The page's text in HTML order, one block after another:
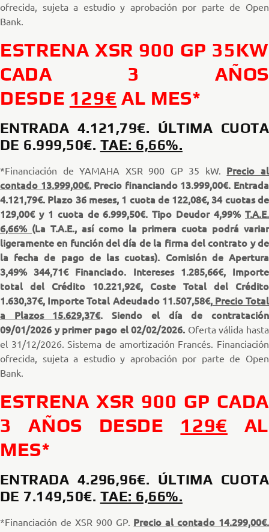
ofrecida, sujeta a estudio y aprobación por parte de Open
Bank.
ESTRENA XSR 900 GP 35KW
CADA 3 AÑOS
DESDE 129€ AL MES*
ENTRADA 4.121,79€. ÚLTIMA CUOTA
DE 6.999,50€. TAE: 6,66%.
*Financiación de YAMAHA XSR 900 GP 35 kW. Precio al
contado 13.999,00€.Precio financiando 13.999,00€. Entrada
4.121,79€. Plazo 36 meses, 1 cuota de 122,08€, 34 cuotas de
129,00€ y 1 cuota de 6.999,50€. Tipo Deudor 4,99% T.A.E.
6,66% (La T.A.E., así como la primera cuota podrá variar
ligeramente en función del día de la firma del contrato y de
la fecha de pago de las cuotas). Comisión de Apertura
3,49% 344,71€ Financiado. Intereses 1.285,66€, Importe
total del Crédito 10.221,92€, Coste Total del Crédito
1.630,37€, Importe Total Adeudado 11.507,58€,Precio Total
a Plazos 15.629,37€. Siendo el día de contratación
09/01/2026 y primer pago el 02/02/2026. Oferta válida hasta
el 31/12/2026. Sistema de amortización Francés. Financiación
ofrecida, sujeta a estudio y aprobación por parte de Open
Bank.
ESTRENA XSR 900 GP CADA
3 AÑOS DESDE 129€ AL
MES*
ENTRADA 4.296,96€. ÚLTIMA CUOTA
DE 7.149,50€. TAE: 6,66%.
*Financiación de XSR 900 GP. Precio al contado 14.299,00€.